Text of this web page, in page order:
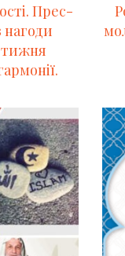
Прес-
нагоди
тижня